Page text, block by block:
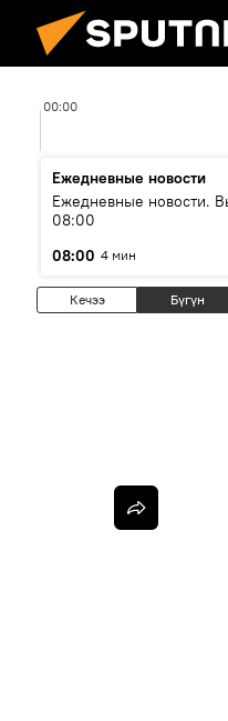
00:00
Ежедневные новости
Ежедневные новости.
08:00
08:00 4 мин
Кечээ Бүгүн